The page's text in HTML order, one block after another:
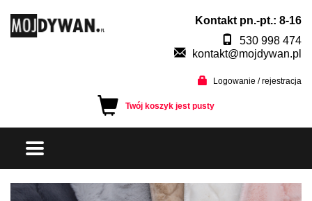
Kontakt pn.-pt.: 8-16
530 998 474
kontakt@mojdywan.pl
Logowanie / rejestracja
Twój koszyk jest pusty